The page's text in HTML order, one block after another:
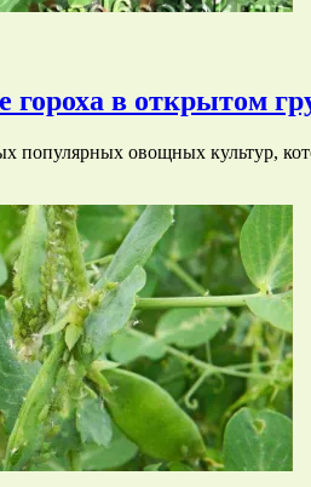
в открытом
популярных овощных культур,